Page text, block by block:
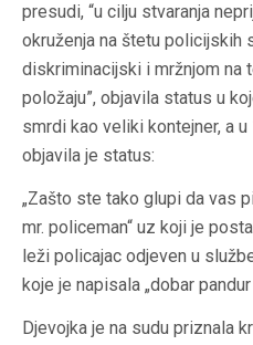
presudi, “u cilju stvaranja
okruženja na štetu policijskih
diskriminacijski i mržnjom na
položaju”, objavila status u
smrdi kao veliki kontejner, a
objavila je status:
„Zašto ste tako glupi da vas
mr. policeman“ uz koji je
leži policajac odjeven u
koje je napisala „dobar
Djevojka je na sudu priznala